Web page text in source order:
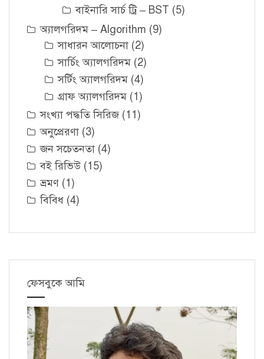
বাইনারি সার্চ ট্রি – BST (5)
অ্যালগরিদম – Algorithm (9)
সাধারন আলোচনা (2)
সার্চিং অ্যালগরিদম (2)
সর্টিং অ্যালগরিদম (4)
গ্রাফ অ্যালগরিদম (1)
সংখ্যা পদ্ধতি সিরিজ (11)
অনুপ্রেরণা (3)
জন সচেতনতা (4)
বই রিভিউ (15)
ভ্রমণ (1)
বিবিধ (4)
ফেসবুকে আমি